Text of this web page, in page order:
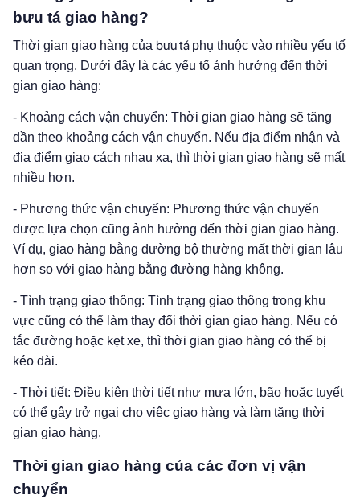
bưu tá giao hàng?
Thời gian giao hàng của bưu tá phụ thuộc vào nhiều yếu tố
quan trọng. Dưới đây là các yếu tố ảnh hưởng đến thời
gian giao hàng:
- Khoảng cách vận chuyển: Thời gian giao hàng sẽ tăng
dần theo khoảng cách vận chuyển. Nếu địa điểm nhận và
địa điểm giao cách nhau xa, thì thời gian giao hàng sẽ mất
nhiều hơn.
- Phương thức vận chuyển: Phương thức vận chuyển
được lựa chọn cũng ảnh hưởng đến thời gian giao hàng.
Ví dụ, giao hàng bằng đường bộ thường mất thời gian lâu
hơn so với giao hàng bằng đường hàng không.
- Tình trạng giao thông: Tình trạng giao thông trong khu
vực cũng có thể làm thay đổi thời gian giao hàng. Nếu có
tắc đường hoặc kẹt xe, thì thời gian giao hàng có thể bị
kéo dài.
- Thời tiết: Điều kiện thời tiết như mưa lớn, bão hoặc tuyết
có thể gây trở ngại cho việc giao hàng và làm tăng thời
gian giao hàng.
Thời gian giao hàng của các đơn vị vận
chuyển